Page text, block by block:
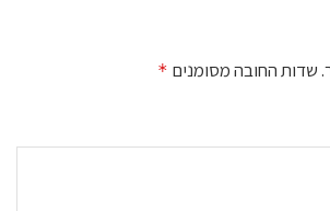
שדות החובה מסומנים *